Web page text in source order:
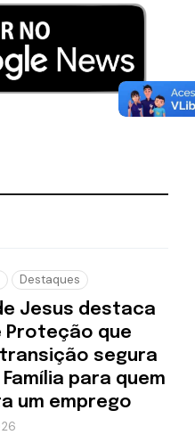
Destaques
Jesus destaca
Proteção que
segura
para quem
um emprego